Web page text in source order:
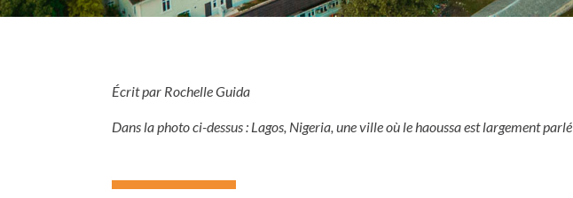
Écrit par Rochelle Guida
Dans la photo ci-dessus : Lagos, Nigeria, une ville où le haoussa est largement parlé